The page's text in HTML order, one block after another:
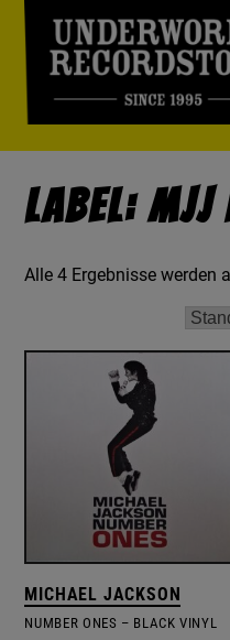
Label:
Alle 4 Ergebnisse werden
MICHAEL JACKSON
NUMBER ONES – BLACK VINYL